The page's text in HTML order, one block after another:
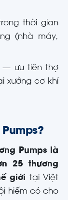
thời gian
(nhà máy,
— ưu tiên thợ
xưởng cơ khí
Pumps là
25 thương
giới tại Việt
hiếm có cho